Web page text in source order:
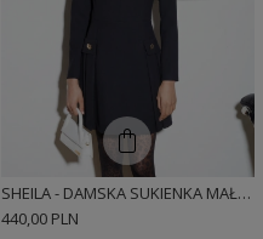
SHEILA - DAMSKA SUKIENKA MAŁA CZARNA NA CODZIEŃ MINI 'YESENIA'
440,00 PLN